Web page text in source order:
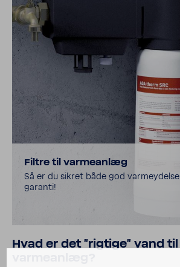
Filtre til varmeanlæg
Så er du sikret både god
garanti!
Hvad er det "rigtige" vand